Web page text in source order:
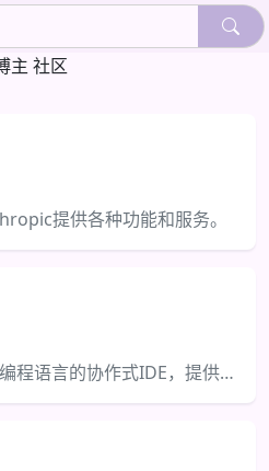
主 社区
提供各种功能和服务。
Replit是一个具有50多种编程语言的协作式IDE，提供了强大的编译器和解释器。